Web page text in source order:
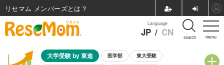
menu
Language
JP / CN search
大学受験 by 東進 医学部 東大受験
リセマム メンバーズ